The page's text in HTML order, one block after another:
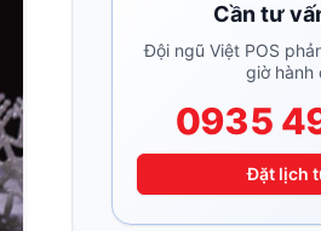
Cần tư
Đội ngũ Việt POS
giờ hành
0935
Đặt lịch